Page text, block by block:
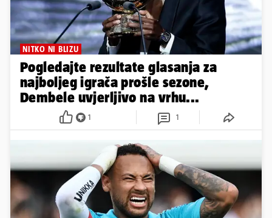
NITKO NI BLIZU
Pogledajte rezultate glasanja za
najboljeg igrača prošle sezone,
Dembele uvjerljivo na vrhu...
1 1